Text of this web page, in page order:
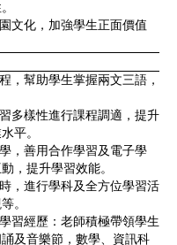
文化，加強學生正面價值
，幫助學生掌握兩文三語，
多樣性進行課程調適，提升
平。
，善用合作學習及電子學
，提升學習效能。
，進行學科及全方位學習活
。
習經歷：老師積極帶領學生
及音樂節，數學、資訊科